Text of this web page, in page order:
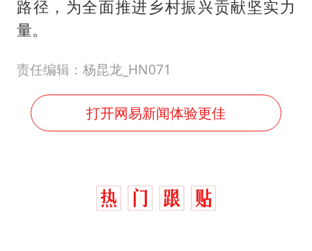
路径，为全面推进乡村振兴贡献坚实力
量。
责任编辑：杨昆龙_HN071
打开网易新闻体验更佳